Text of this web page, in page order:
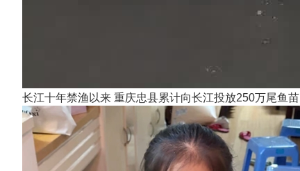
长江十年禁渔以来 重庆忠县累计向长江投放250万尾鱼苗